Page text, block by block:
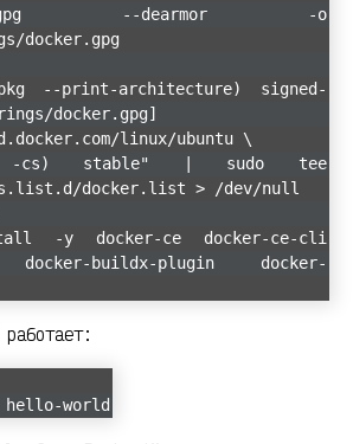
--dearmor -o
docker.gpg
--print-architecture) signed-
docker.gpg]
linux/ubuntu \
-cs) stable" | sudo tee
docker.list > /dev/null
-y docker-ce docker-ce-cli
docker-buildx-plugin docker-
hello-world